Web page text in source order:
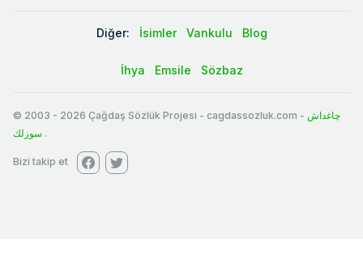
Diğer: İsimler Vankulu Blog
İhya Emsile Sözbaz
© 2003 - 2026 Çağdaş Sözlük Projesi - cagdassozluk.com - چاغداش
سوزلك .
Bizi takip et